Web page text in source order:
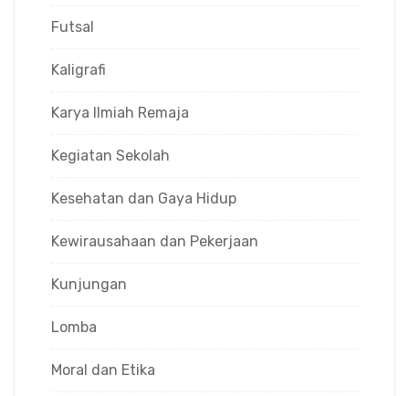
Futsal
Kaligrafi
Karya Ilmiah Remaja
Kegiatan Sekolah
Kesehatan dan Gaya Hidup
Kewirausahaan dan Pekerjaan
Kunjungan
Lomba
Moral dan Etika